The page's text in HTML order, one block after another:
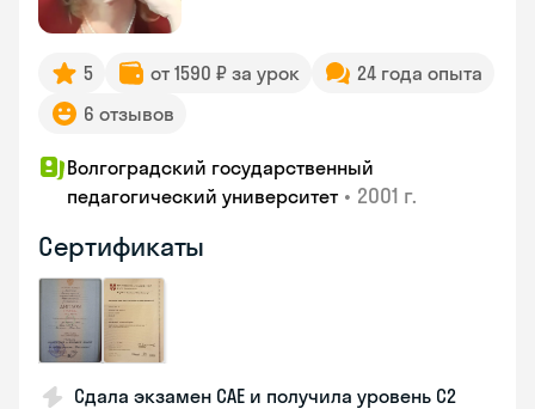
5 от 1590 ₽ за урок
24 года опыта
6 отзывов
Волгоградский государственный
педагогический университет • 2001 г.
Сертификаты
Сдала экзамен CAE и получила уровень С2